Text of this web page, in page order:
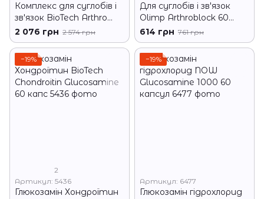
Комплекс для суглобів і
зв'язок BioTech Arthro
Forte Pack 30 пак
2 076 грн 2 574 грн
Для суглобів і зв'язок
Olimp Arthroblock 60
капс
614 грн 761 грн
−19%
2
Артикул: 5436
Глюкозамін Хондроїтин
−19%
Артикул: 6477
Глюкозамін гідрохлорид